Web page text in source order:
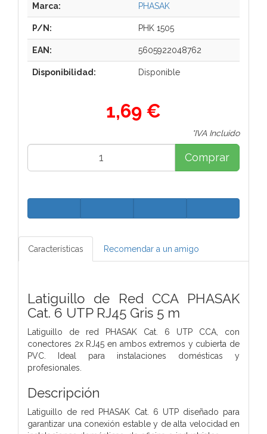
Marca: PHASAK
P/N: PHK 1505
EAN: 5605922048762
Disponibilidad: Disponible
1,69 €
*IVA Incluido
Comprar
Características Recomendar a un amigo
Latiguillo de Red CCA PHASAK
Cat. 6 UTP RJ45 Gris 5 m
Latiguillo de red PHASAK Cat. 6 UTP CCA, con
conectores 2x RJ45 en ambos extremos y cubierta de
PVC. Ideal para instalaciones domésticas y
profesionales.
Descripción
Latiguillo de red PHASAK Cat. 6 UTP diseñado para
garantizar una conexión estable y de alta velocidad en